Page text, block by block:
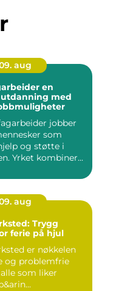
aug
en
med
jobber
som
og støtte i
Yrket kombiner...
aug
Trygg
ferie på hjul
er nøkkelen
og problemfrie
som liker